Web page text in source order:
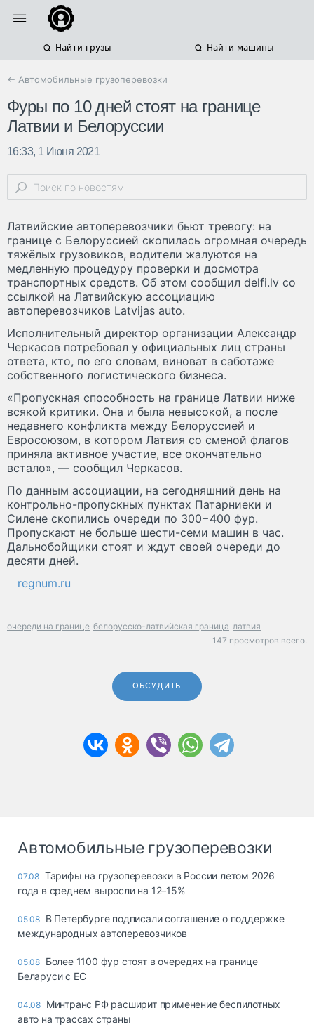
Найти грузы Найти машины
← Автомобильные грузоперевозки
Фуры по 10 дней стоят на границе
Латвии и Белоруссии
16:33, 1 Июня 2021
Латвийские автоперевозчики бьют тревогу: на
границе с Белоруссией скопилась огромная очередь
тяжёлых грузовиков, водители жалуются на
медленную процедуру проверки и досмотра
транспортных средств. Об этом сообщил delfi.lv со
ссылкой на Латвийскую ассоциацию
автоперевозчиков Latvijas auto.
Исполнительный директор организации Александр
Черкасов потребовал у официальных лиц страны
ответа, кто, по его словам, виноват в саботаже
собственного логистического бизнеса.
«Пропускная способность на границе Латвии ниже
всякой критики. Она и была невысокой, а после
недавнего конфликта между Белоруссией и
Евросоюзом, в котором Латвия со сменой флагов
приняла активное участие, все окончательно
встало», — сообщил Черкасов.
По данным ассоциации, на сегодняшний день на
контрольно-пропускных пунктах Патарниеки и
Силене скопились очереди по 300−400 фур.
Пропускают не больше шести-семи машин в час.
Дальнобойщики стоят и ждут своей очереди до
десяти дней.
regnum.ru
очереди на границе белорусско-латвийская граница латвия
147 просмотров всего.
ОБСУДИТЬ
Автомобильные грузоперевозки
07.08 Тарифы на грузоперевозки в России летом 2026
года в среднем выросли на 12–15%
05.08 В Петербурге подписали соглашение о поддержке
международных автоперевозчиков
05.08 Более 1100 фур стоят в очередях на границе
Беларуси с ЕС
04.08 Минтранс РФ расширит применение беспилотных
авто на трассах страны